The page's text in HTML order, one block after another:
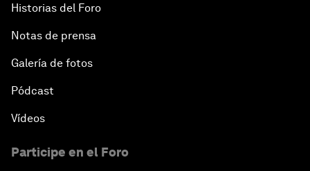
Historias del Foro
Notas de prensa
Galería de fotos
Pódcast
Vídeos
Participe en el Foro